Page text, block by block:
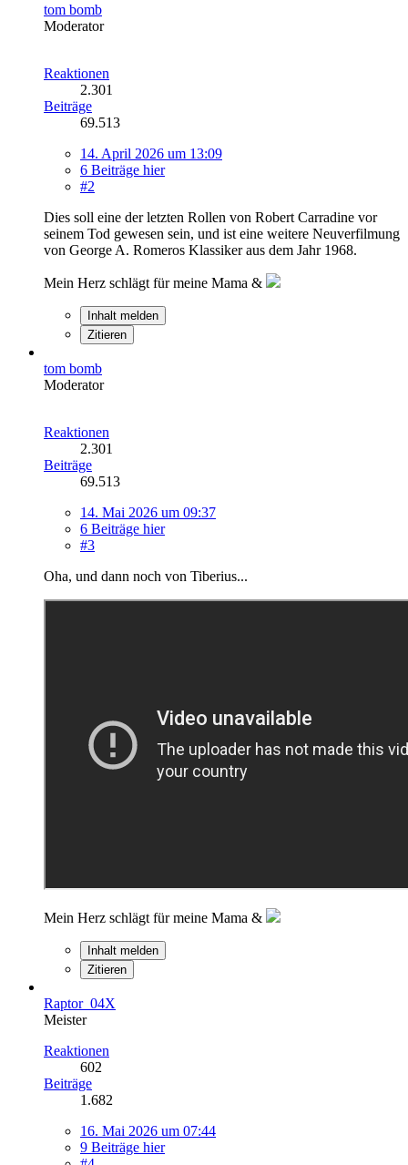
tom bomb
Moderator
Reaktionen
2.301
Beiträge
69.513
14. April 2026 um 13:09
6 Beiträge hier
#2
Dies soll eine der letzten Rollen von Robert Carradine vor
seinem Tod gewesen sein, und ist eine weitere Neuverfilmung
von George A. Romeros Klassiker aus dem Jahr 1968.
Mein Herz schlägt für meine Mama &
Inhalt melden
Zitieren
tom bomb
Moderator
Reaktionen
2.301
Beiträge
69.513
14. Mai 2026 um 09:37
6 Beiträge hier
#3
Oha, und dann noch von Tiberius...
Mein Herz schlägt für meine Mama &
Inhalt melden
Zitieren
Raptor_04X
Meister
Reaktionen
602
Beiträge
1.682
16. Mai 2026 um 07:44
9 Beiträge hier